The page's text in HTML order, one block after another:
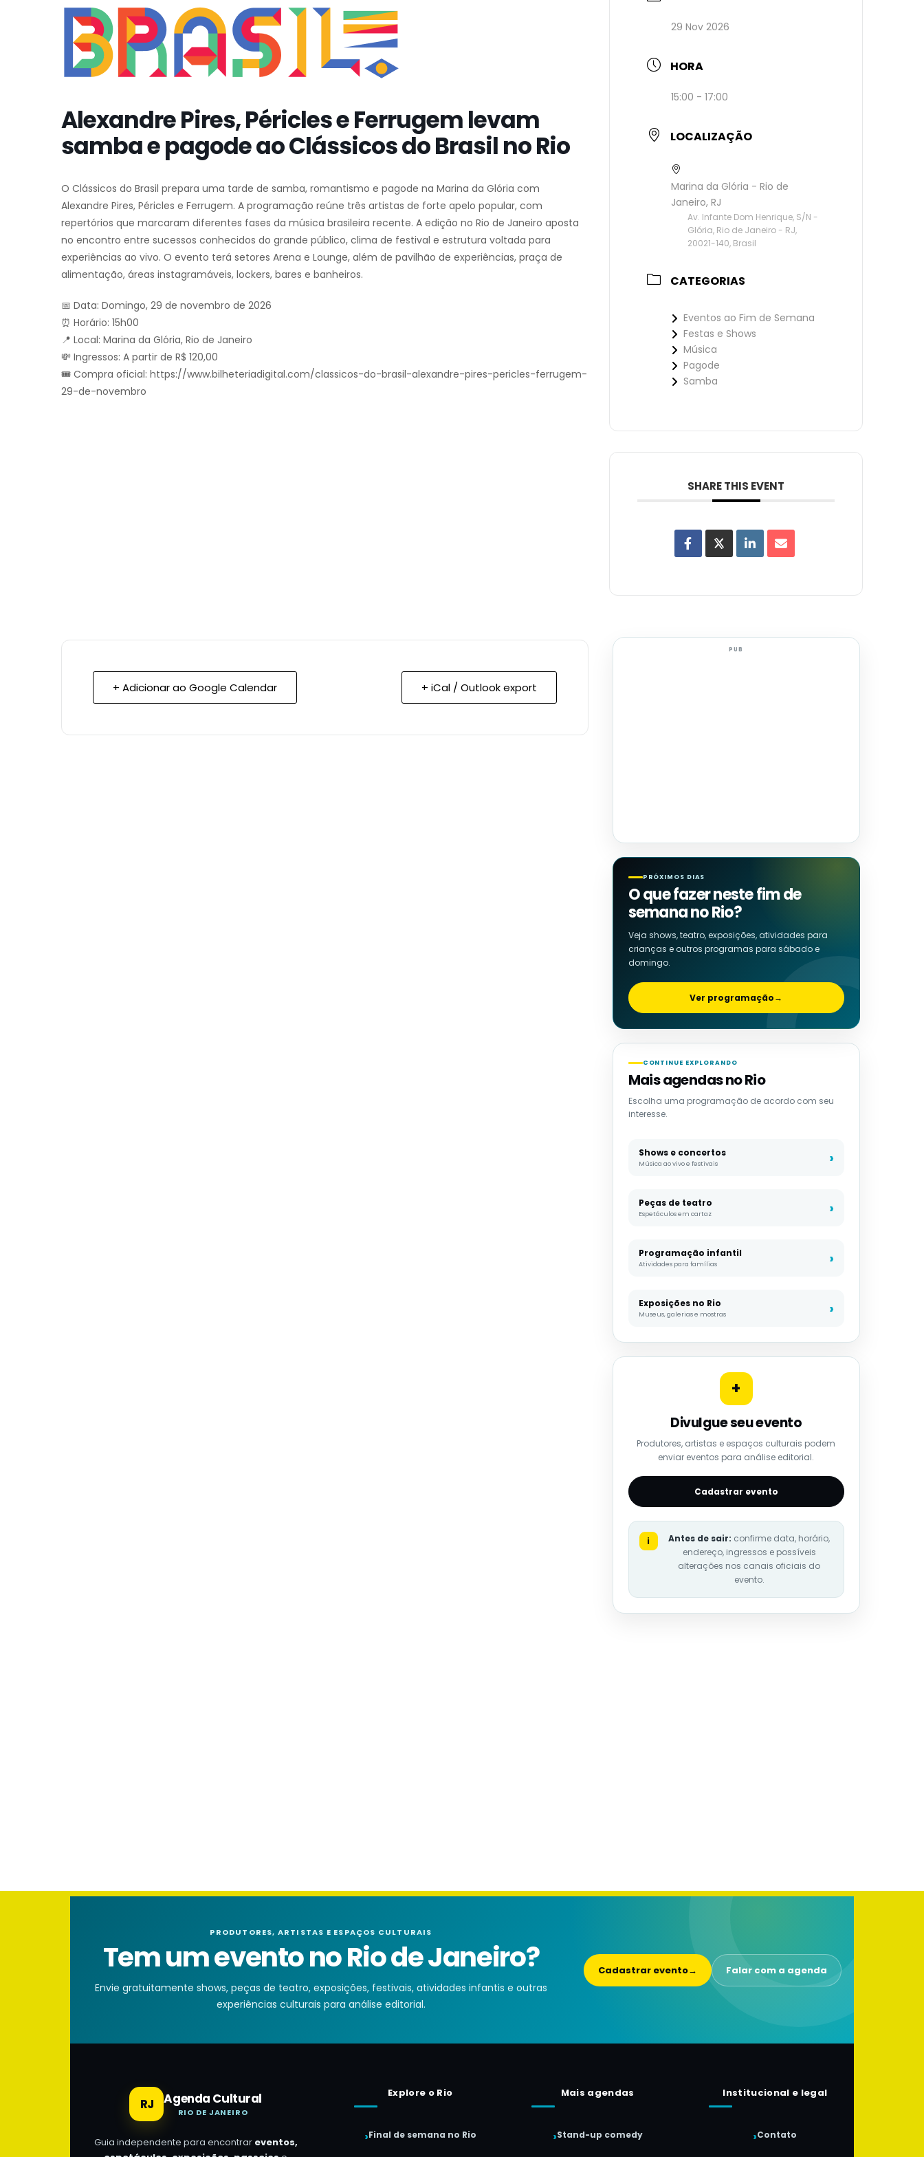
Alexandre Pires, Péricles e Ferrugem levam
samba e pagode ao Clássicos do Brasil no Rio
O Clássicos do Brasil prepara uma tarde de samba, romantismo e pagode na Marina da Glória com
Alexandre Pires, Péricles e Ferrugem. A programação reúne três artistas de forte apelo popular, com
repertórios que marcaram diferentes fases da música brasileira recente. A edição no Rio de Janeiro aposta
no encontro entre sucessos conhecidos do grande público, clima de festival e estrutura voltada para
experiências ao vivo. O evento terá setores Arena e Lounge, além de pavilhão de experiências, praça de
alimentação, áreas instagramáveis, lockers, bares e banheiros.
📅 Data: Domingo, 29 de novembro de 2026
⏰ Horário: 15h00
📍 Local: Marina da Glória, Rio de Janeiro
💸 Ingressos: A partir de R$ 120,00
🎟️ Compra oficial: https://www.bilheteriadigital.com/classicos-do-brasil-alexandre-pires-pericles-ferrugem-
29-de-novembro
+ Adicionar ao Google Calendar + iCal / Outlook export
29 Nov 2026
HORA
15:00 - 17:00
LOCALIZAÇÃO
Marina da Glória - Rio de
Janeiro, RJ
Av. Infante Dom Henrique, S/N -
Glória, Rio de Janeiro - RJ,
20021-140, Brasil
CATEGORIAS
Eventos ao Fim de Semana
Festas e Shows
Música
Pagode
Samba
SHARE THIS EVENT
PUB
PRÓXIMOS DIAS
O que fazer neste fim de
semana no Rio?
Veja shows, teatro, exposições, atividades para
crianças e outros programas para sábado e
domingo.
Ver programação→
CONTINUE EXPLORANDO
Mais agendas no Rio
Escolha uma programação de acordo com seu
interesse.
Shows e concertos
Música ao vivo e festivais
Peças de teatro
Espetáculos em cartaz
Programação infantil
Atividades para famílias
Exposições no Rio
Museus, galerias e mostras
+
Divulgue seu evento
Produtores, artistas e espaços culturais podem
enviar eventos para análise editorial.
Cadastrar evento
i Antes de sair: confirme data, horário,
endereço, ingressos e possíveis
alterações nos canais oficiais do
evento.
PRODUTORES, ARTISTAS E ESPAÇOS CULTURAIS
Tem um evento no Rio de Janeiro?
Envie gratuitamente shows, peças de teatro, exposições, festivais, atividades infantis e outras
experiências culturais para análise editorial.
Cadastrar evento→ Falar com a agenda
RJ Agenda Cultural
RIO DE JANEIRO
Guia independente para encontrar eventos,
Explore o Rio
Final de semana no Rio
Mais agendas
Stand-up comedy
Institucional e legal
Contato